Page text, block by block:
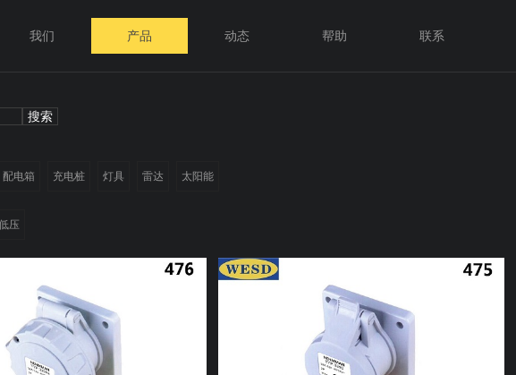
我们 产品 动态 帮助 联系
配电箱 充电桩 灯具 雷达 太阳能
压